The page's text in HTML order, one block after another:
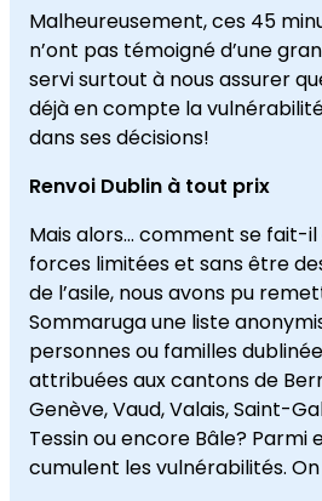
Malheureusement, ces 45
n’ont pas témoigné d’une
servi surtout à nous assurer
déjà en compte la
dans ses décisions!
Renvoi Dublin à tout prix
Mais alors… comment se fait-il
forces limitées et sans être
de l’asile, nous avons pu
Sommaruga une liste
personnes ou familles
attribuées aux cantons de
Genève, Vaud, Valais, Saint-
Tessin ou encore Bâle? Parmi
cumulent les vulnérabilités.